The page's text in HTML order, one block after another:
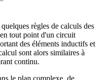
règles de calculs des
tout point d'un circuit
des éléments inductifs et
sont alors similaires à
continu.